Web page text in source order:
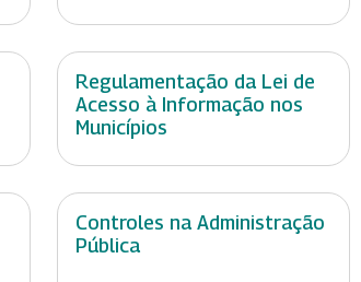
Regulamentação da Lei de
Acesso à Informação nos
Municípios
Controles na Administração
Pública